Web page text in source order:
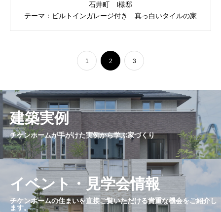
石井町 I様邸
テーマ：ビルトインガレージ付き 真っ白いタイルの家
1 2 3
建築実例
チケンホームが手がけた実例から学ぶ家づくり
イベント・見学会情報
チケンホームの住まいを直接ご覧いただける貴重な機会をご紹介し
ます。